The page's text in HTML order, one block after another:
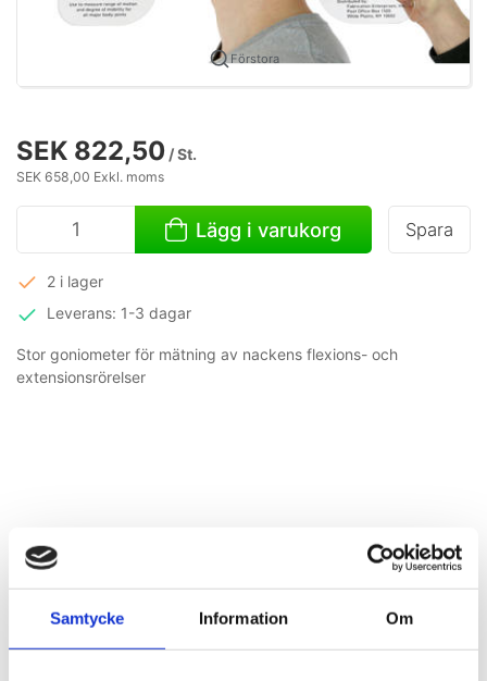
Samtycke Information Om
Förstora
SEK 822,50 / St.
SEK 658,00 Exkl. moms
Lägg i varukorg Spara
2 i lager
Leverans: 1-3 dagar
Stor goniometer för mätning av nackens flexions- och
extensionsrörelser
Mer information